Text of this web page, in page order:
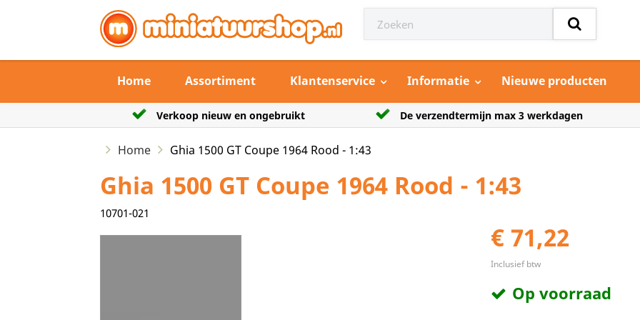
Home Assortiment Klantenservice Informatie Nieuwe producten
De verzendtermijn max 3 werkdagen Grootste aanbod model auto’s
Home Ghia 1500 GT Coupe 1964 Rood - 1:43
Ghia 1500 GT Coupe 1964 Rood - 1:43
10701-021
€ 71,22
Inclusief btw
Op voorraad